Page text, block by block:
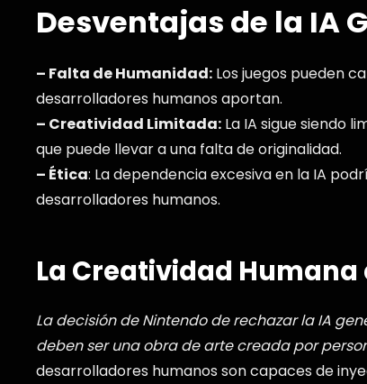
Desventajas de la IA
– Falta de Humanidad: Los juegos pueden
desarrolladores humanos aportan.
– Creatividad Limitada: La IA sigue siendo
que puede llevar a una falta de originalidad.
– Ética: La dependencia excesiva en la IA
desarrolladores humanos.
La Creatividad Humana
La decisión de Nintendo de rechazar la IA
deben ser una obra de arte creada por
desarrolladores humanos son capaces de